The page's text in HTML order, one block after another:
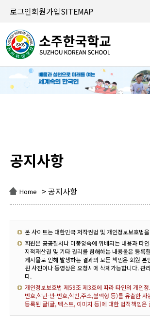
로그인회원가입SITEMAP
공지사항
Home > 공지사항
본 사이트는 대한민국 저작권법 및 개인정보보호법
회원은 공공질서나 미풍양속에 위배되는 내용과 타
지적재산권 및 기타 권리를 침해하는 내용물은 등록
게시물로 인해 발생하는 결과의 모든 책임은 회원 본
된 사진이나 동영상은 요청시에 삭제가능합니다. 관
다.
개인정보보호법 제59조 제3호에 따라 타인의 개인
번호,학년-반-번호,학번,주소,혈액형 등)를 유출한 자
등록된 글(글, 텍스트, 이미지 등)에 대한 법적책임은